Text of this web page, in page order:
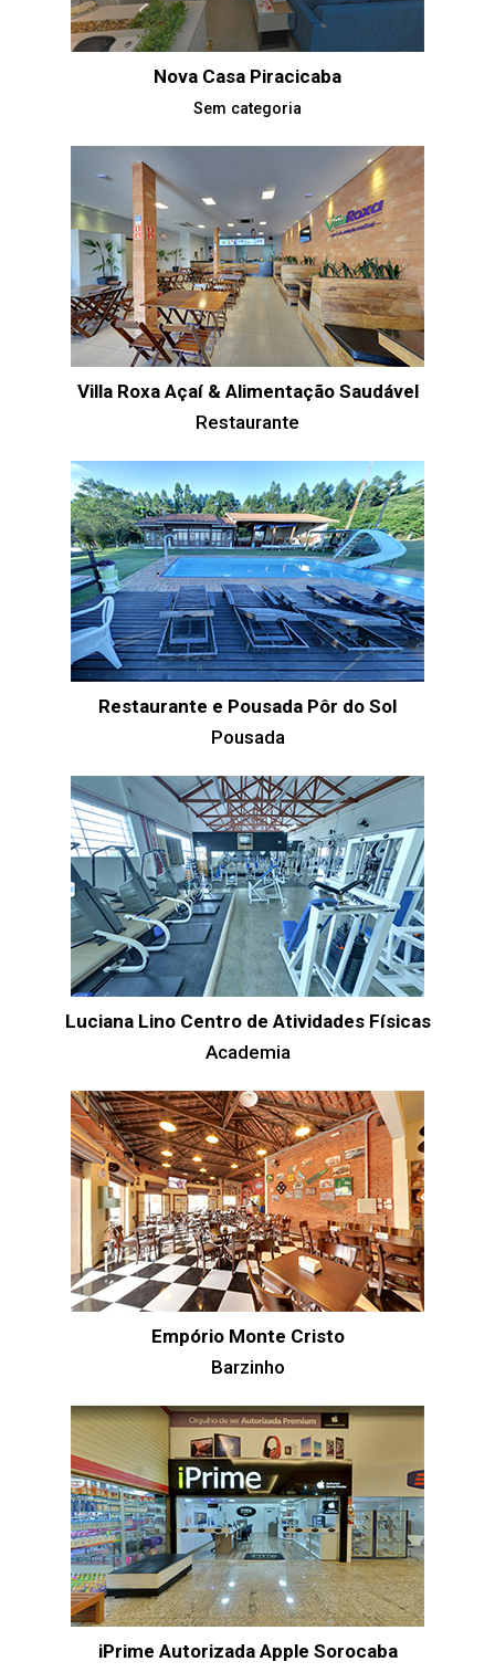
Nova Casa Piracicaba
Sem categoria
Villa Roxa Açaí & Alimentação Saudável
Restaurante
Restaurante e Pousada Pôr do Sol
Pousada
Luciana Lino Centro de Atividades Físicas
Academia
Empório Monte Cristo
Barzinho
iPrime Autorizada Apple Sorocaba